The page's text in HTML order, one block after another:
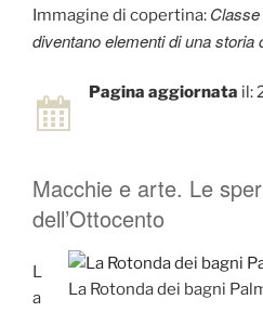
Immagine di copertina:
diventano elementi di una storia
Pagina aggiornata il:
Macchie e arte. Le
dell’Ottocento
La Rotonda dei bagni
L
a